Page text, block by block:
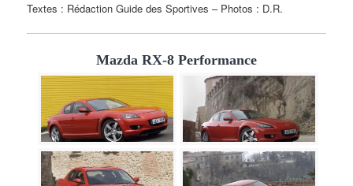
Textes : Rédaction Guide des Sportives – Photos : D.R.
Mazda RX-8 Performance